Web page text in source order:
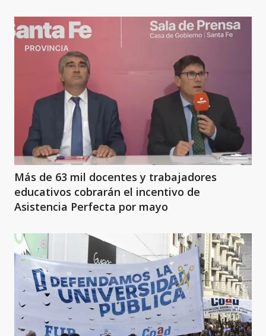
Más de 63 mil docentes y trabajadores
educativos cobrarán el incentivo de
Asistencia Perfecta por mayo